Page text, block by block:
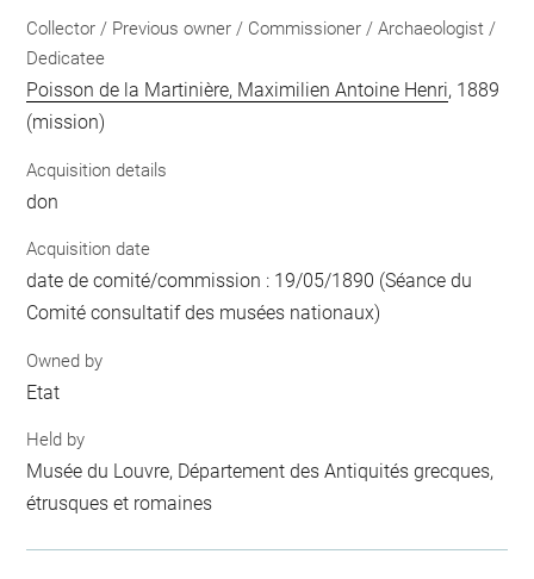
Collector / Previous owner / Commissioner / Archaeologist /
Dedicatee
Poisson de la Martinière, Maximilien Antoine Henri, 1889
(mission)
Acquisition details
don
Acquisition date
date de comité/commission : 19/05/1890 (Séance du
Comité consultatif des musées nationaux)
Owned by
Etat
Held by
Musée du Louvre, Département des Antiquités grecques,
étrusques et romaines